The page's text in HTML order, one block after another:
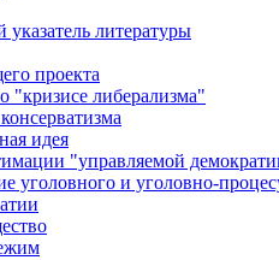
литературы
проекта
"кризисе либерализма"
идея
"управляемой
уголовного и уголовно-